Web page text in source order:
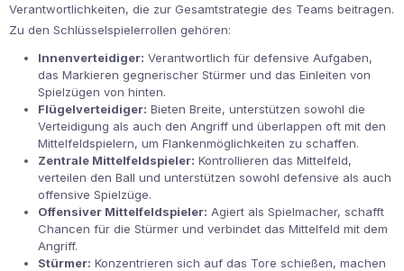
Verantwortlichkeiten, die zur Gesamtstrategie des Teams beitragen.
Zu den Schlüsselspielerrollen gehören:
Innenverteidiger: Verantwortlich für defensive Aufgaben,
das Markieren gegnerischer Stürmer und das Einleiten von
Spielzügen von hinten.
Flügelverteidiger: Bieten Breite, unterstützen sowohl die
Verteidigung als auch den Angriff und überlappen oft mit den
Mittelfeldspielern, um Flankenmöglichkeiten zu schaffen.
Zentrale Mittelfeldspieler: Kontrollieren das Mittelfeld,
verteilen den Ball und unterstützen sowohl defensive als auch
offensive Spielzüge.
Offensiver Mittelfeldspieler: Agiert als Spielmacher, schafft
Chancen für die Stürmer und verbindet das Mittelfeld mit dem
Angriff.
Stürmer: Konzentrieren sich auf das Tore schießen, machen